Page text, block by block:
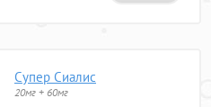
Супер Сиалис
20мг + 60мг